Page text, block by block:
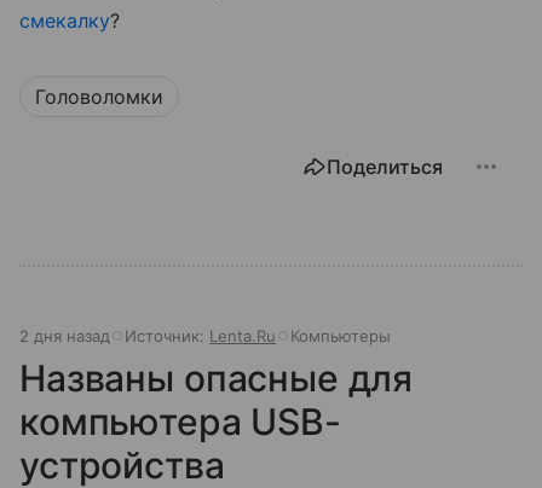
смекалку?
Головоломки
Поделиться
2 дня назад Источник: Lenta.Ru Компьютеры
Названы опасные для
компьютера USB-
устройства